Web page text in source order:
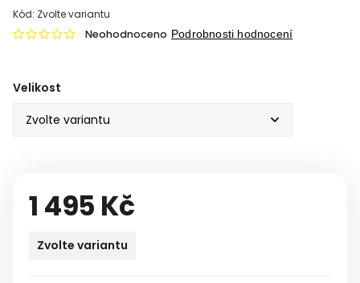
Kód: Zvolte variantu
Neohodnoceno Podrobnosti hodnocení
Velikost
1 495 Kč
Zvolte variantu